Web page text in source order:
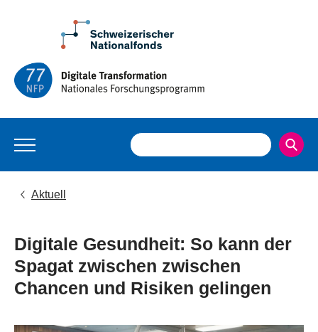
Aktuell
Digitale Gesundheit: So kann der
Spagat zwischen zwischen
Chancen und Risiken gelingen